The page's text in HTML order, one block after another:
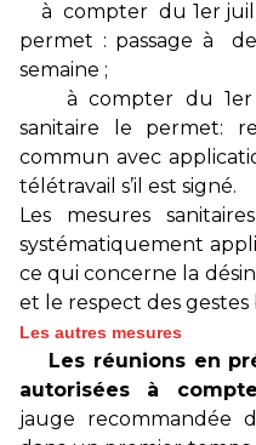
à compter du 1er
permet : passage à
semaine ;
à compter du 1er
sanitaire le permet:
commun avec
télétravail s’il est signé.
Les mesures
systématiquement
ce qui concerne la
et le respect des gestes
Les autres mesures
Les réunions en
autorisées à
jauge recommandée